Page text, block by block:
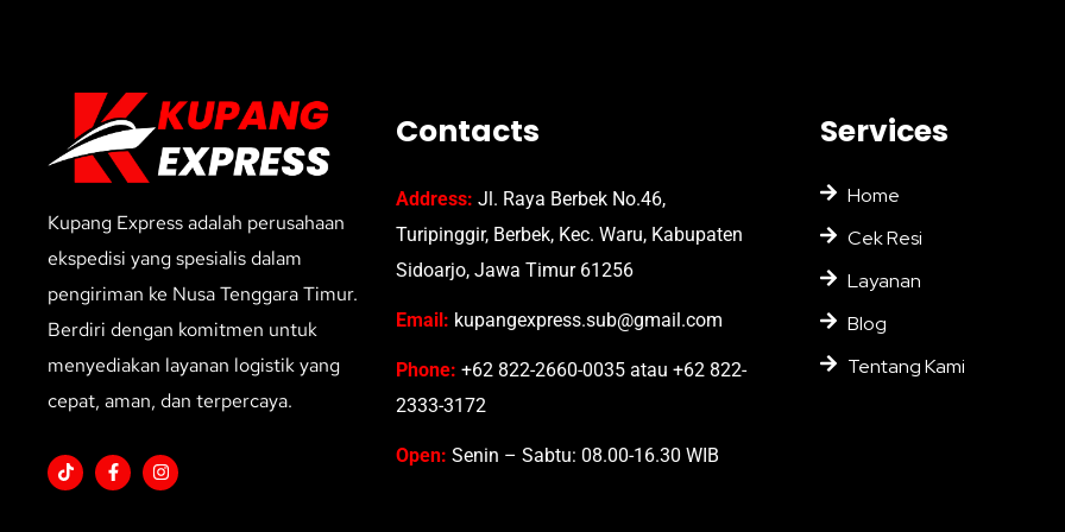
Kupang Express adalah perusahaan
ekspedisi yang spesialis dalam
pengiriman ke Nusa Tenggara Timur.
Berdiri dengan komitmen untuk
menyediakan layanan logistik yang
cepat, aman, dan terpercaya.
Contacts
Address: Jl. Raya Berbek No.46,
Turipinggir, Berbek, Kec. Waru, Kabupaten
Sidoarjo, Jawa Timur 61256
Email: kupangexpress.sub@gmail.com
Phone: +62 822-2660-0035 atau +62 822-
2333-3172
Open: Senin – Sabtu: 08.00-16.30 WIB
Services
Home
Cek Resi
Layanan
Blog
Tentang Kami